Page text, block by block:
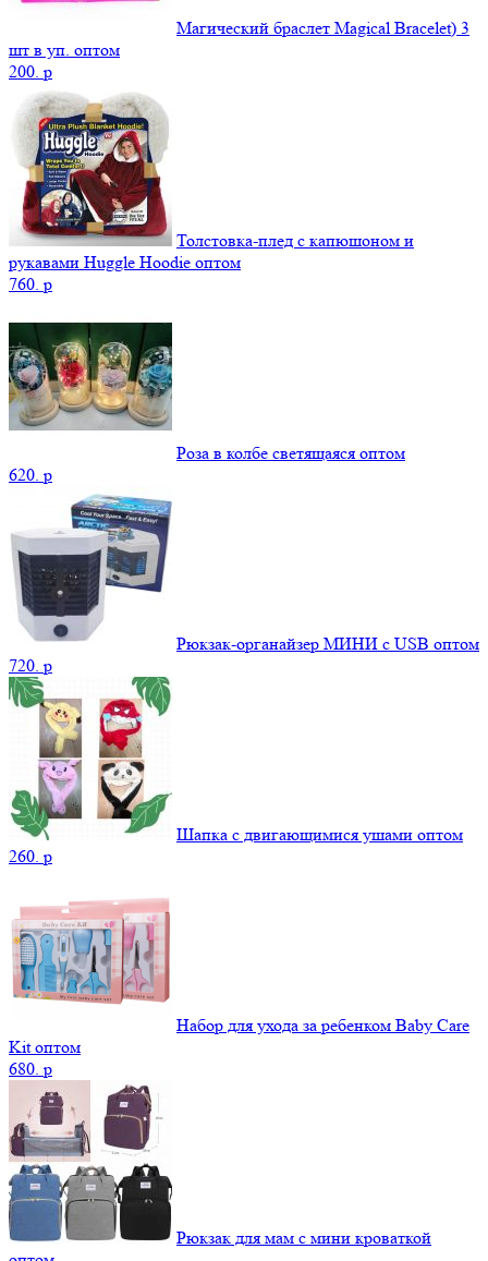
Магический браслет Magical Bracelet) 3
шт в уп. оптом
200. p
Толстовка-плед с капюшоном и
рукавами Huggle Hoodie оптом
760. p
Роза в колбе светящаяся оптом
620. p
Рюкзак-органайзер МИНИ c USB оптом
720. p
Шапка с двигающимися ушами оптом
260. p
Набор для ухода за ребенком Baby Care
Kit оптом
680. p
Рюкзак для мам с мини кроваткой